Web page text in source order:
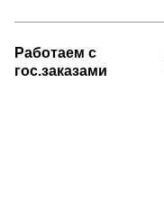
Работаем с
гос.заказами